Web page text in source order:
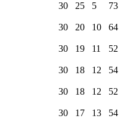
30 25 5 73
30 20 10 64
30 19 11 52
30 18 12 54
30 18 12 52
30 17 13 54